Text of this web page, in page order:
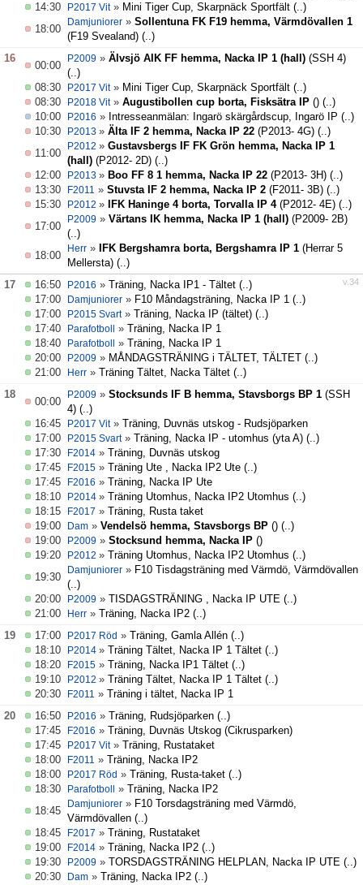
14:30
P2017 Vit» Mini Tiger Cup, Skarpnäck Sportfält (..)
18:00
Damjuniorer » Sollentuna FK F19 hemma, Värmdövallen 1
(F19 Svealand) (..)
16
00:00
P2009 » Älvsjö AIK FF hemma, Nacka IP 1 (hall) (SSH 4)
(..)
08:30
P2017 Vit» Mini Tiger Cup, Skarpnäck Sportfält (..)
08:30
P2018 Vit» Augustibollen cup borta, Fisksätra IP () (..)
10:00
P2016 » Intresseanmälan: Ingarö skärgårdscup, Ingarö IP (..)
10:30
P2013 » Älta IF 2 hemma, Nacka IP 22 (P2013- 4G) (..)
11:00
P2012 » Gustavsbergs IF FK Grön hemma, Nacka IP 1
(hall) (P2012- 2D) (..)
12:00
P2013 » Boo FF 8 1 hemma, Nacka IP 22 (P2013- 3H) (..)
13:30
F2011 » Stuvsta IF 2 hemma, Nacka IP 2 (F2011- 3B) (..)
15:30
P2012 » IFK Haninge 4 borta, Torvalla IP 4(P2012- 4E) (..)
17:00
P2009 » Värtans IK hemma, Nacka IP 1 (hall) (P2009- 2B)
(..)
18:00
Herr » IFK Bergshamra borta, Bergshamra IP 1 (Herrar 5
Mellersta) (..)
v.34
17 16:50 P2016 » Träning, Nacka IP1 - Tältet (..)
17:00
Damjuniorer » F10 Måndagsträning, Nacka IP 1 (..)
17:00
P2015 Svart» Träning, Nacka IP (tältet) (..)
17:40
Parafotboll » Träning, Nacka IP 1
18:40
Parafotboll » Träning, Nacka IP 1
20:00
P2009 » MÅNDAGSTRÄNING i TÄLTET, TÄLTET (..)
21:00
Herr » Träning Tältet, Nacka Tältet (..)
18
00:00
P2009 » Stocksunds IF B hemma, Stavsborgs BP 1 (SSH
4) (..)
16:45
P2017 Vit» Träning, Duvnäs utskog - Rudsjöparken
17:00
P2015 Svart» Träning, Nacka IP - utomhus (yta A) (..)
17:30
F2014 » Träning, Duvnäs utskog
17:45
F2015 » Träning Ute , Nacka IP2 Ute (..)
17:45
F2016 » Träning, Nacka IP Ute
18:10
P2014 » Träning Utomhus, Nacka IP2 Utomhus (..)
18:15
F2017 » Träning, Rusta taket
19:00
Dam » Vendelsö hemma, Stavsborgs BP () (..)
19:00
P2009 » Stocksund hemma, Nacka IP ()
19:20
P2012 » Träning Utomhus, Nacka IP2 Utomhus (..)
19:30
Damjuniorer » F10 Tisdagsträning med Värmdö, Värmdövallen
(..)
20:00
P2009 » TISDAGSTRÄNING , Nacka IP UTE (..)
21:00
Herr » Träning, Nacka IP2 (..)
19
17:00 P2017 Röd » Träning, Gamla Allén (..)
18:10
P2014 » Träning Tältet, Nacka IP 1 Tältet (..)
18:20
F2015 » Träning, Nacka IP1 Tältet (..)
19:10
P2012 » Träning Tältet, Nacka IP 1 Tältet (..)
20:30
F2011 » Träning i tältet, Nacka IP 1
20
16:50 P2016 » Träning, Rudsjöparken (..)
17:45
F2016 » Träning, Duvnäs Utskog (Cikrusparken)
17:45
P2017 Vit» Träning, Rustataket
18:00
F2011 » Träning, Nacka IP2
18:00
P2017 Röd » Träning, Rusta-taket (..)
18:30
Parafotboll » Träning, Nacka IP2
18:45
Damjuniorer » F10 Torsdagsträning med Värmdö,
Värmdövallen (..)
18:45
F2017 » Träning, Rustataket
19:00
F2014 » Träning, Nacka IP2 (..)
19:30
P2009 » TORSDAGSTRÄNING HELPLAN, Nacka IP UTE (..)
20:30
Dam » Träning, Nacka IP2 (..)